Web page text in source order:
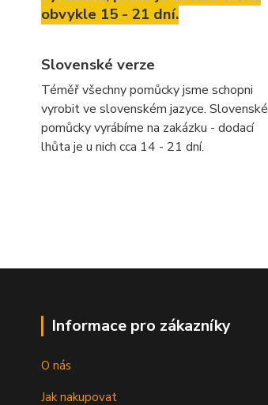
obvykle 15 - 21 dní.
Slovenské verze
Téměř všechny pomůcky jsme schopni
vyrobit ve slovenském jazyce. Slovenské
pomůcky vyrábíme na zakázku - dodací
lhůta je u nich cca 14 - 21 dní.
Informace pro zákazníky
O nás
Jak nakupovat